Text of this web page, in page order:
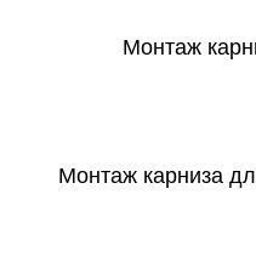
Монтаж
Монтаж карниза